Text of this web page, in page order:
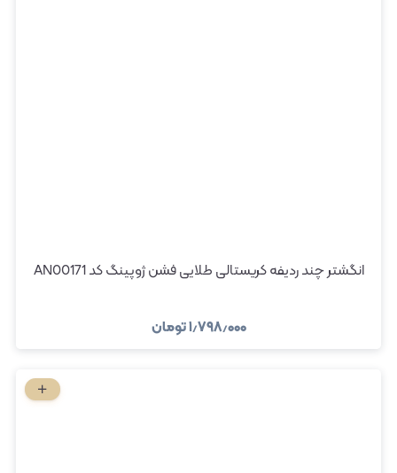
انگشتر چند ردیفه کریستالی طلایی فشن ژوپینگ کد AN00171
۱٫۷۹۸٫۰۰۰تومان